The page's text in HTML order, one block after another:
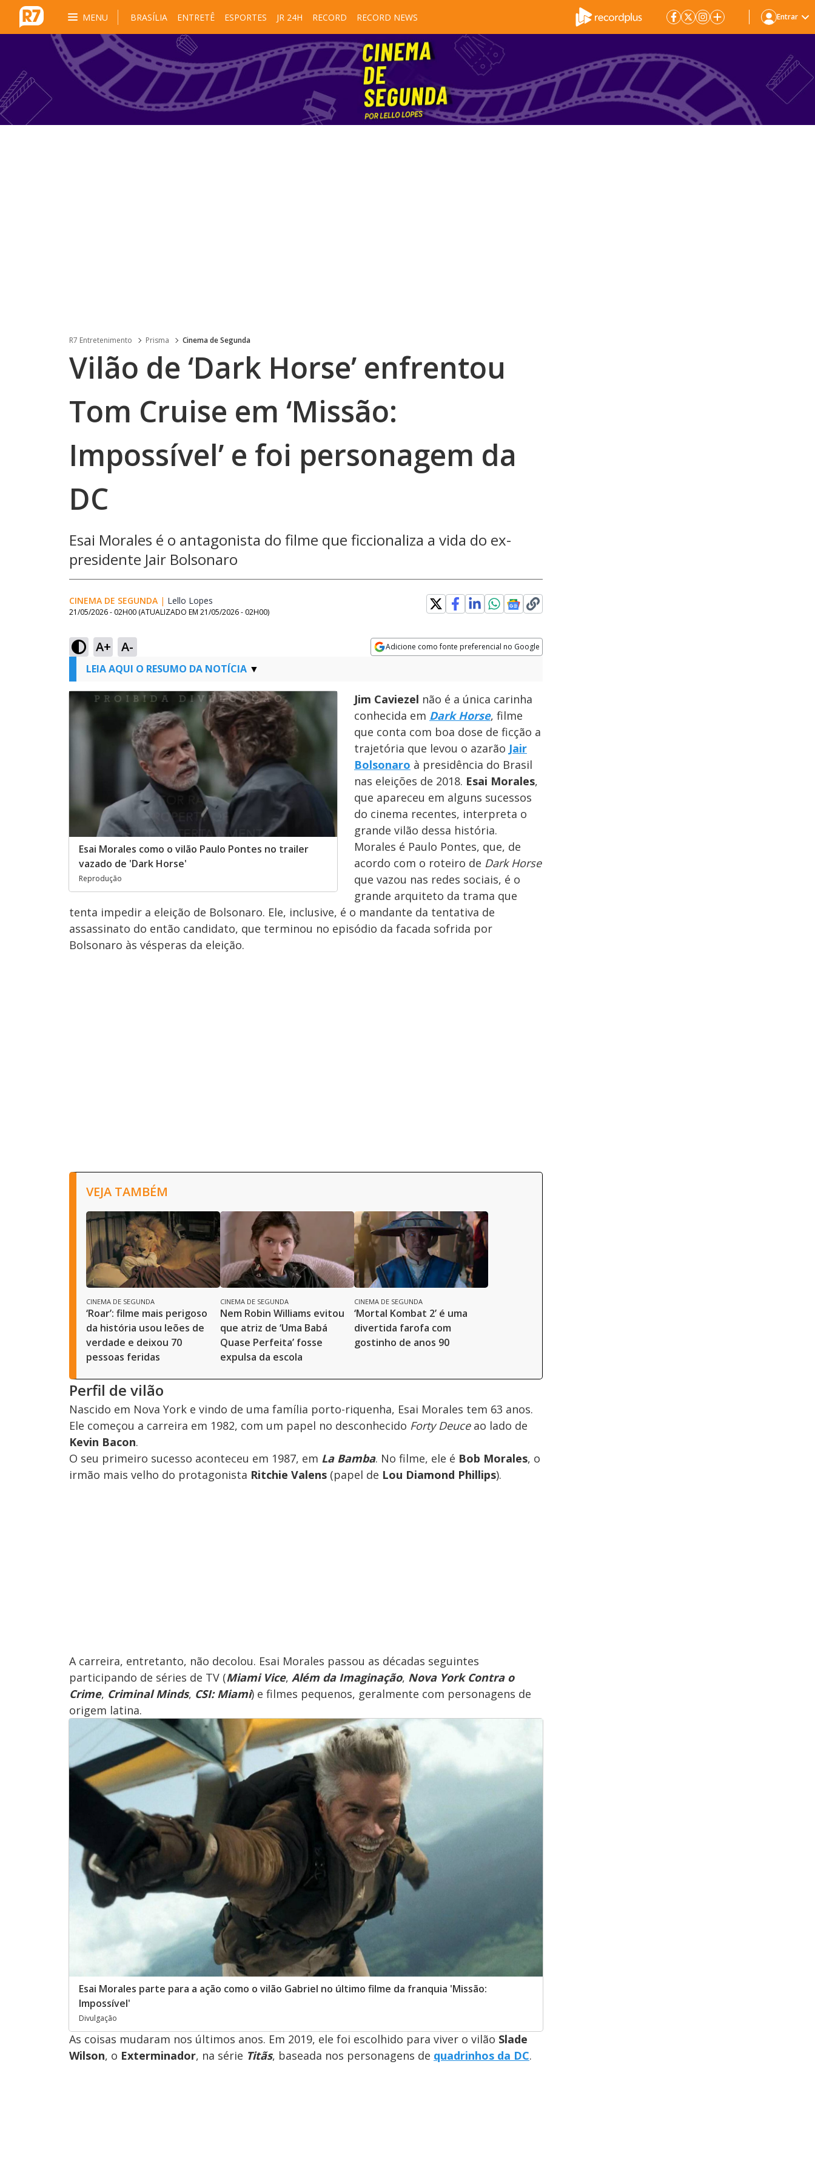
MENU BRASÍLIA ENTRETÊ ESPORTES JR 24H RECORD RECORD NEWS Entrar
R7 Entretenimento Prisma Cinema de Segunda
Vilão de ‘Dark Horse’ enfrentou
Tom Cruise em ‘Missão:
Impossível’ e foi personagem da
DC
Esai Morales é o antagonista do filme que ficcionaliza a vida do ex-
presidente Jair Bolsonaro
CINEMA DE SEGUNDA | Lello Lopes
21/05/2026 - 02H00 (ATUALIZADO EM 21/05/2026 - 02H00)
A+ A- Adicione como fonte preferencial no Google
LEIA AQUI O RESUMO DA NOTÍCIA
Esai Morales como o vilão Paulo Pontes no trailer
vazado de 'Dark Horse'
Reprodução
Jim Caviezel não é a única carinha
conhecida em Dark Horse, filme
que conta com boa dose de ficção a
trajetória que levou o azarão Jair
Bolsonaro à presidência do Brasil
nas eleições de 2018. Esai Morales,
que apareceu em alguns sucessos
do cinema recentes, interpreta o
grande vilão dessa história.
Morales é Paulo Pontes, que, de
acordo com o roteiro de Dark Horse
que vazou nas redes sociais, é o
grande arquiteto da trama que
tenta impedir a eleição de Bolsonaro. Ele, inclusive, é o mandante da tentativa de
assassinato do então candidato, que terminou no episódio da facada sofrida por
Bolsonaro às vésperas da eleição.
VEJA TAMBÉM
CINEMA DE SEGUNDA
‘Roar’: filme mais perigoso
da história usou leões de
verdade e deixou 70
pessoas feridas
CINEMA DE SEGUNDA
Nem Robin Williams evitou
que atriz de ‘Uma Babá
Quase Perfeita’ fosse
expulsa da escola
CINEMA DE SEGUNDA
‘Mortal Kombat 2’ é uma
divertida farofa com
gostinho de anos 90
Perfil de vilão
Nascido em Nova York e vindo de uma família porto-riquenha, Esai Morales tem 63 anos.
Ele começou a carreira em 1982, com um papel no desconhecido Forty Deuceao lado de
Kevin Bacon.
O seu primeiro sucesso aconteceu em 1987, em La Bamba. No filme, ele é Bob Morales, o
irmão mais velho do protagonista Ritchie Valens (papel de Lou Diamond Phillips).
A carreira, entretanto, não decolou. Esai Morales passou as décadas seguintes
participando de séries de TV (Miami Vice, Além da Imaginação, Nova York Contra o
Crime, Criminal Minds, CSI: Miami) e filmes pequenos, geralmente com personagens de
origem latina.
Esai Morales parte para a ação como o vilão Gabriel no último filme da franquia 'Missão:
Impossível'
Divulgação
As coisas mudaram nos últimos anos. Em 2019, ele foi escolhido para viver o vilão Slade
Wilson, o Exterminador, na série Titãs, baseada nos personagens de quadrinhos da DC.